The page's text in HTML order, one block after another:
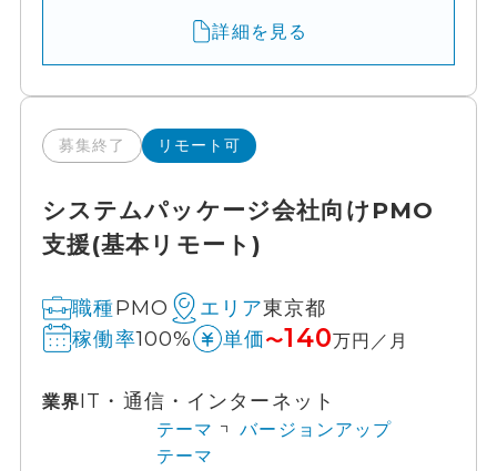
詳細を見る
募集終了 リモート可
システムパッケージ会社向けPMO
支援(基本リモート)
職種PMO エリア東京都
稼働率100% 単価〜140万円／月
業界IT・通信・インターネット
テーマ
バージョンアップ
テーマ